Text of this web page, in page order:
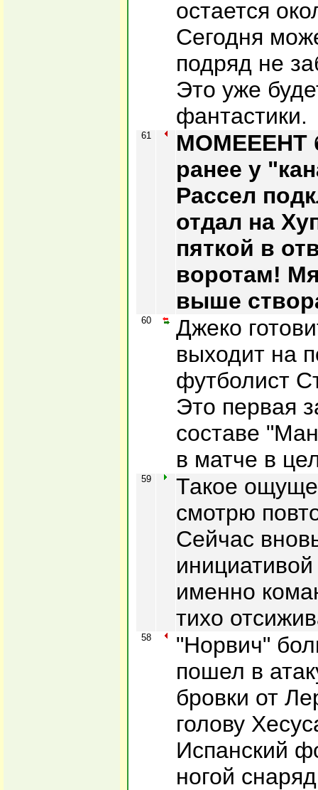
остается
Сегодня
подряд не
Это уже
фантастики.
61
МОМЕЕЕНТ
ранее у
Рассел
отдал на
пяткой в
воротам!
выше
60
Джеко
выходит на
футболист
Это первая
составе
в матче в
59
Такое
смотрю
Сейчас
именно
тихо
58
"Норвич"
пошел в
бровки от
голову
Испанский
ногой